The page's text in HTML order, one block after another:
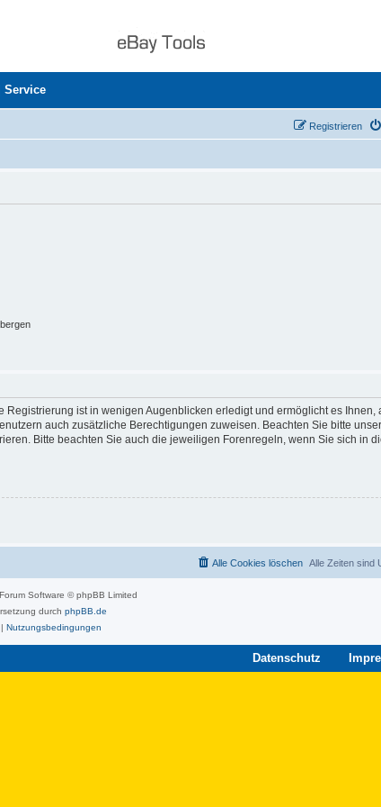
Service
Registrieren
ist in wenigen Augenblicken erledigt und ermöglicht es Ihnen,
auch zusätzliche Berechtigungen zuweisen. Beachten Sie bitte
Bitte beachten Sie auch die jeweiligen Forenregeln, wenn Sie sich in
Alle Zeiten sind
Alle Cookies löschen
Software © phpBB Limited
durch phpBB.de
Nutzungsbedingungen
Datenschutz